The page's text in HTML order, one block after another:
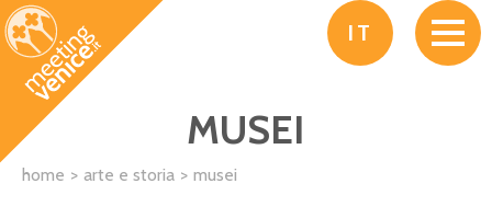
Salta al contenuto principale
IT
MUSEI
home arte e storia musei